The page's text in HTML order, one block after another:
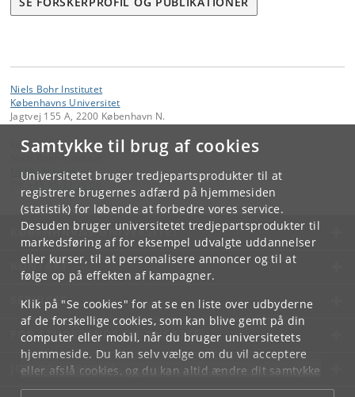
Samtykke til brug af cookies
Universitetet bruger tredjepartsprodukter til at
registrere brugernes adfærd på hjemmesiden
(statistik) for løbende at forbedre vores service.
Desuden bruger universitetet tredjepartsprodukter til
markedsføring af for eksempel udvalgte uddannelser
eller kurser, til at personalisere annoncer og til at
følge op på effekten af kampagner.
Klik på "Se cookies" for at se en liste over udbyderne
af de forskellige cookies, som kan blive gemt på din
computer eller mobil, når du bruger universitetets
hjemmeside. Du kan selv vælge om du vil acceptere
eller afslå cookies, og du kan altid ændre dit samtykke
underCookie- og privatlivspolitiksom du finder i
Niels Bohr Institutet
Københavns Universitet
Jagtvej 155 A, 2200 København N.
Kontakt:
Niels Bohr Institutet
NBI@ nbi ku.dk
KØBENHAVNS UNIVERSITET
KONTAKT
SERVICES
FOR STUDERENDE OG ANSATTE
JOB OG KARRIERE